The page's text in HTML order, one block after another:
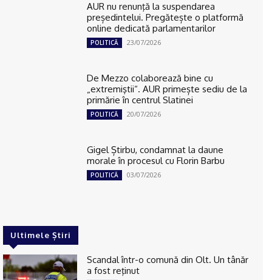
AUR nu renunţă la suspendarea
președintelui. Pregătește o platformă
online dedicată parlamentarilor
POLITICĂ 23/07/2026
De Mezzo colaborează bine cu
„extremiştii“. AUR primește sediu de la
primărie în centrul Slatinei
POLITICĂ 20/07/2026
Gigel Știrbu, condamnat la daune
morale în procesul cu Florin Barbu
POLITICĂ 03/07/2026
Ultimele Știri
Scandal într-o comună din Olt. Un tânăr
a fost reţinut